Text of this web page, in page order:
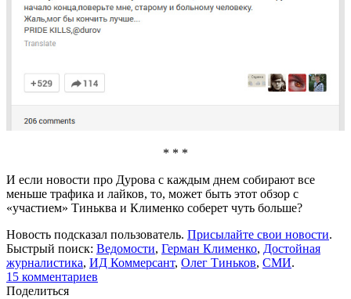
* * *
И если новости про Дурова с каждым днем собирают все
меньше трафика и лайков, то, может быть этот обзор с
«участием» Тиньква и Клименко соберет чуть больше?
Новость подсказал пользователь. Присылайте свои новости.
Быстрый поиск: Ведомости, Герман Клименко, Достойная
журналистика, ИД Коммерсант, Олег Тиньков, СМИ.
15 комментариев
Поделиться